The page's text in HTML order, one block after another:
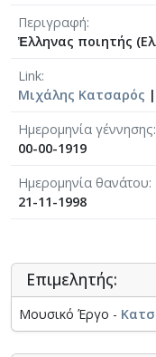
Περιγραφή
Ἐλληνας ποιητής
Link
Μιχάλης Κατσαρός |
Ημερομηνία γέννησης
00-00-1919
Ημερομηνία θανάτου
21-11-1998
Επιμελητής:
Μουσικό Έργο -